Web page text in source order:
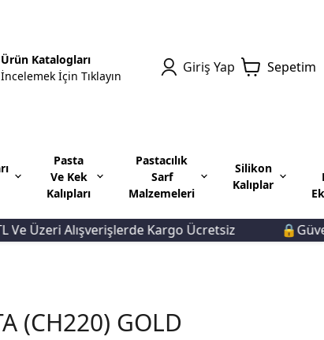
Ürün Katalogları
İncelemek İçin Tıklayın
Giriş Yap Sepetim
Pasta
Ve Kek
Kalıpları
Pastacılık
Sarf
Malzemeleri
Silikon
Kalıplar
Üzeri Alışverişlerde Kargo Ücretsiz
(CH220) GOLD